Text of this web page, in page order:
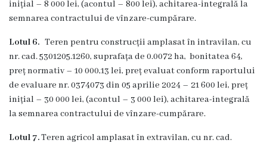
Consilieri
Comisii
de
specialitate
Deciziile
consiliului
inițial – 8 000 lei, (acontul – 800 lei), achitarea-integrală la
semnarea contractului de vînzare-cumpărare.
Lotul 6. Teren pentru construcții amplasat în intravilan, cu
nr. cad. 5301205.1260, suprafața de 0.0072 ha, bonitatea 64,
preț normativ – 10 000,13 lei, preț evaluat conform raportului
de evaluare nr. 0374073 din 05 aprilie 2024 – 21 600 lei, preț
inițial – 30 000 lei, (acontul – 3 000 lei), achitarea-integrală
la semnarea contractului de vînzare-cumpărare.
Lotul 7.Teren agricol amplasat în extravilan, cu nr. cad.